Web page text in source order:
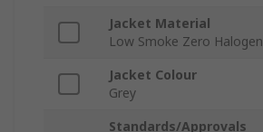
Jacket Material
Low Smoke Zero Halogen
Jacket Colour
Grey
Standards/Approvals